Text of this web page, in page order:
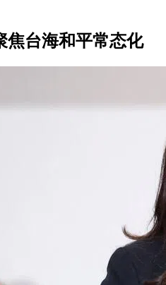
焦台海和平常态化